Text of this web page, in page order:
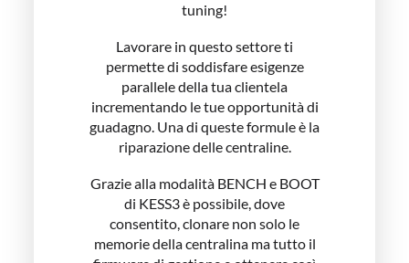
tuning!
Lavorare in questo settore ti
permette di soddisfare esigenze
parallele della tua clientela
incrementando le tue opportunità di
guadagno. Una di queste formule è la
riparazione delle centraline.
Grazie alla modalità BENCH e BOOT
di KESS3 è possibile, dove
consentito, clonare non solo le
memorie della centralina ma tutto il